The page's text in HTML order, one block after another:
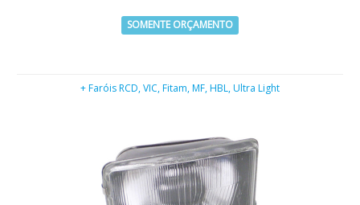
SOMENTE ORÇAMENTO
+ Faróis RCD, VIC, Fitam, MF, HBL, Ultra Light